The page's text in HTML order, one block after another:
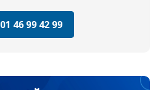
01 46 99 42 99